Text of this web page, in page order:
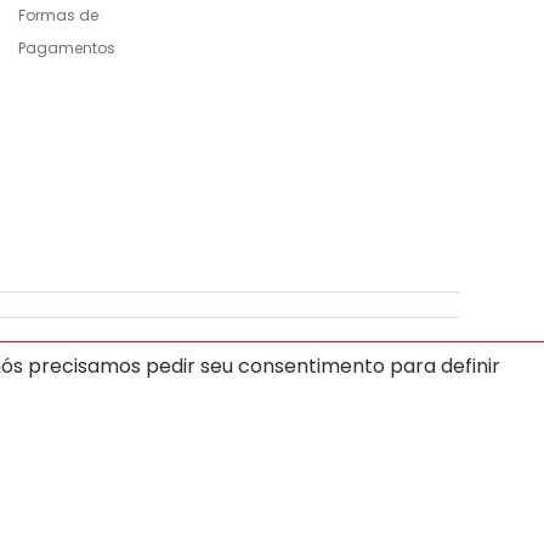
precisamos pedir seu consentimento para definir
Formas de
Pagamentos
- U - V - W - X - Y - Z